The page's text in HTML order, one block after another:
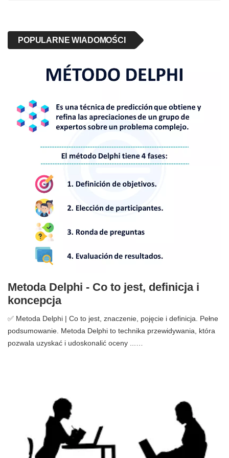
POPULARNE WIADOMOŚCI
Metoda Delphi - Co to jest, definicja i
koncepcja
✅ Metoda Delphi | Co to jest, znaczenie, pojęcie i definicja. Pełne
podsumowanie. Metoda Delphi to technika przewidywania, która
pozwala uzyskać i udoskonalić oceny ...…